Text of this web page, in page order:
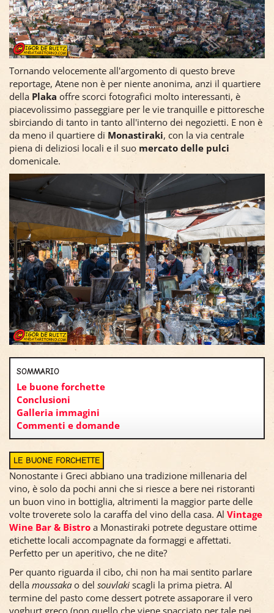
Tornando velocemente all'argomento di questo breve
reportage, Atene non è per niente anonima, anzi il quartiere
della Plaka offre scorci fotografici molto interessanti, è
piacevolissimo passeggiare per le vie tranquille e pittoresche
sbirciando di tanto in tanto all'interno dei negozietti. E non è
da meno il quartiere di Monastiraki, con la via centrale
piena di deliziosi locali e il suo mercato delle pulci
domenicale.
SOMMARIO
Le buone forchette
Conclusioni
Galleria immagini
Commenti e domande
LE BUONE FORCHETTE
Nonostante i Greci abbiano una tradizione millenaria del
vino, è solo da pochi anni che si riesce a bere nei ristoranti
un buon vino in bottiglia, altrimenti la maggior parte delle
volte troverete solo la caraffa del vino della casa. Al Vintage
Wine Bar & Bistro a Monastiraki potrete degustare ottime
etichette locali accompagnate da formaggi e affettati.
Perfetto per un aperitivo, che ne dite?
Per quanto riguarda il cibo, chi non ha mai sentito parlare
della moussaka o del souvlaki scagli la prima pietra. Al
termine del pasto come dessert potrete assaporare il vero
yoghurt greco (non quello che viene spacciato per tale nei